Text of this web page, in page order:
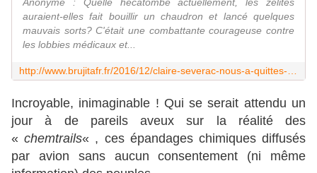
auraient-elles fait bouillir un chaudron et lancé quelques
mauvais sorts? C'était une combattante courageuse contre
les lobbies médicaux et...
Incroyable, inimaginable ! Qui se serait attendu un
jour à de pareils aveux sur la réalité des
«chemtrails« , ces épandages chimiques diffusés
par avion sans aucun consentement (ni même